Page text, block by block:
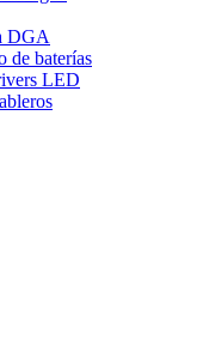
DGA
de baterías
LED